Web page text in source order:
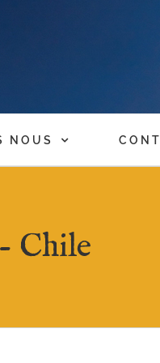
NOUS
Chile